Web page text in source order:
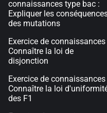
connaissances type bac :
Expliquer les
des mutations
Exercice de connaissances
Connaître la loi de
disjonction
Exercice de connaissances
Connaître la loi
des F1